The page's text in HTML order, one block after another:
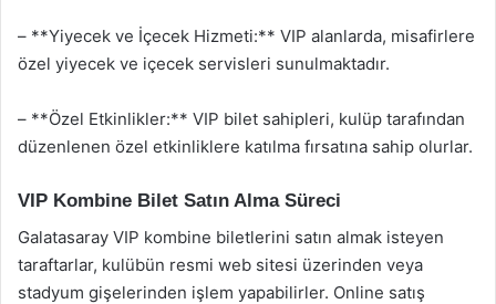
– **Yiyecek ve İçecek Hizmeti:** VIP alanlarda, misafirlere
özel yiyecek ve içecek servisleri sunulmaktadır.
– **Özel Etkinlikler:** VIP bilet sahipleri, kulüp tarafından
düzenlenen özel etkinliklere katılma fırsatına sahip olurlar.
VIP Kombine Bilet Satın Alma Süreci
Galatasaray VIP kombine biletlerini satın almak isteyen
taraftarlar, kulübün resmi web sitesi üzerinden veya
stadyum gişelerinden işlem yapabilirler. Online satış